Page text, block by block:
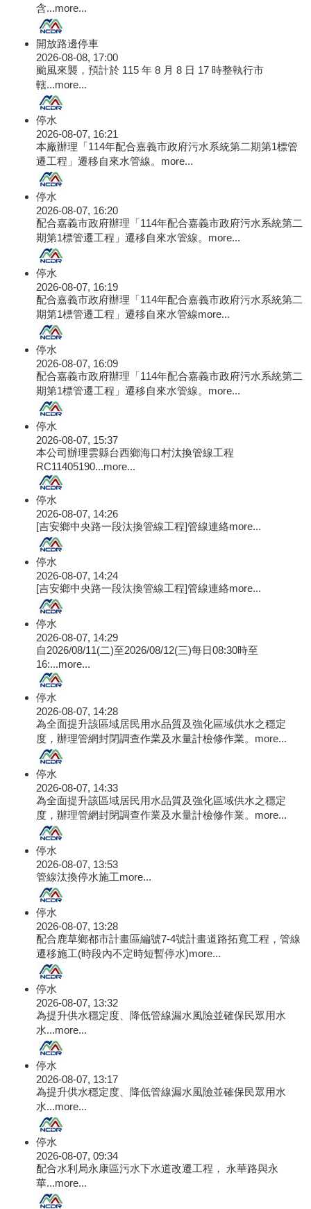
含...more...
開放路邊停車
2026-08-08, 17:00
颱風來襲，預計於 115 年 8 月 8 日 17 時整執行市
轄...more...
停水
2026-08-07, 16:21
本廠辦理「114年配合嘉義市政府污水系統第二期第1標管
遷工程」遷移自來水管線。 more...
停水
2026-08-07, 16:20
配合嘉義市政府辦理「114年配合嘉義市政府污水系統第二
期第1標管遷工程」遷移自來水管線。 more...
停水
2026-08-07, 16:19
配合嘉義市政府辦理「114年配合嘉義市政府污水系統第二
期第1標管遷工程」遷移自來水管線more...
停水
2026-08-07, 16:09
配合嘉義市政府辦理「114年配合嘉義市政府污水系統第二
期第1標管遷工程」遷移自來水管線。 more...
停水
2026-08-07, 15:37
本公司辦理雲縣台西鄉海口村汰換管線工程
RC11405190...more...
停水
2026-08-07, 14:26
[吉安鄉中央路一段汰換管線工程]管線連絡more...
停水
2026-08-07, 14:24
[吉安鄉中央路一段汰換管線工程]管線連絡more...
停水
2026-08-07, 14:29
自2026/08/11(二)至2026/08/12(三)每日08:30時至
16:...more...
停水
2026-08-07, 14:28
為全面提升該區域居民用水品質及強化區域供水之穩定
度，辦理管網封閉調查作業及水量計檢修作業。 more...
停水
2026-08-07, 14:33
為全面提升該區域居民用水品質及強化區域供水之穩定
度，辦理管網封閉調查作業及水量計檢修作業。 more...
停水
2026-08-07, 13:53
管線汰換停水施工more...
停水
2026-08-07, 13:28
配合鹿草鄉都市計畫區編號7-4號計畫道路拓寬工程，管線
遷移施工(時段內不定時短暫停水)more...
停水
2026-08-07, 13:32
為提升供水穩定度、降低管線漏水風險並確保民眾用水
水...more...
停水
2026-08-07, 13:17
為提升供水穩定度、降低管線漏水風險並確保民眾用水
水...more...
停水
2026-08-07, 09:34
配合水利局永康區污水下水道改遷工程， 永華路與永
華...more...